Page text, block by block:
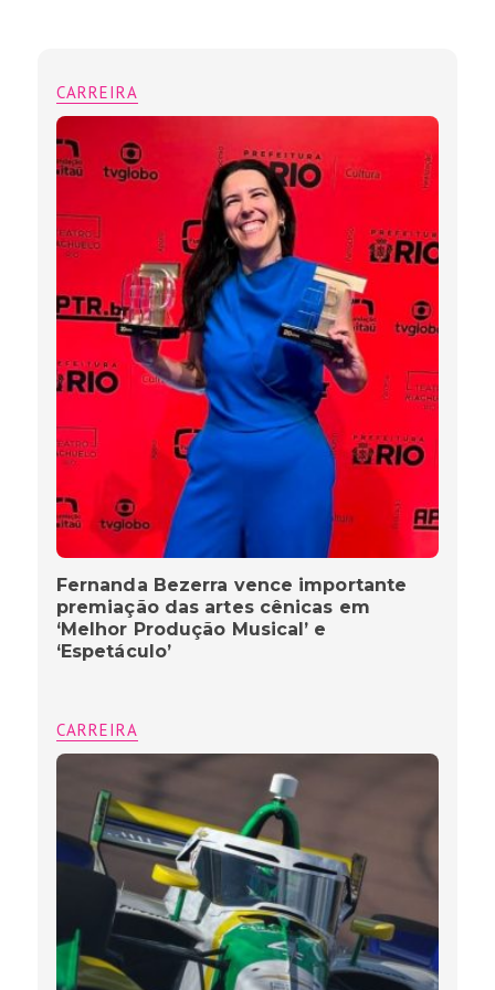
CARREIRA
Fernanda Bezerra vence importante
premiação das artes cênicas em
‘Melhor Produção Musical’ e
‘Espetáculo’
CARREIRA